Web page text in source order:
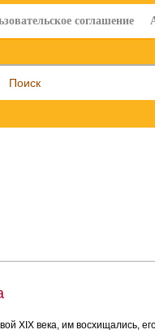
соглашение
XIX века, им восхищались,